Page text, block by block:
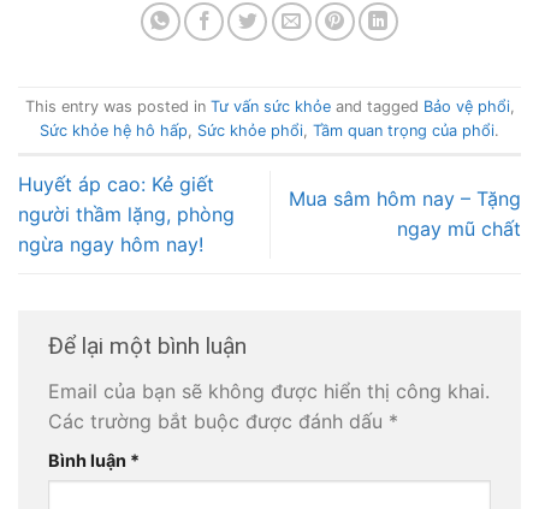
This entry was posted in Tư vấn sức khỏeand tagged Bảo vệ phổi,
Sức khỏe hệ hô hấp, Sức khỏe phổi, Tầm quan trọng của phổi.
Huyết áp cao: Kẻ giết
người thầm lặng, phòng
ngừa ngay hôm nay!
Mua sâm hôm nay – Tặng
ngay mũ chất
Để lại một bình luận
Email của bạn sẽ không được hiển thị công khai.
Các trường bắt buộc được đánh dấu *
Bình luận *